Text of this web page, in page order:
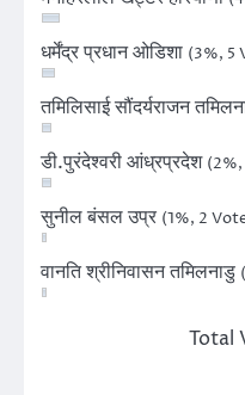
धर्मेंद्र प्रधान ओडिशा (3%, 5
तमिलिसाई सौंदर्यराजन
डी.पुरंदेश्वरी आंध्रप्रदेश
सुनील बंसल उप्र (1%, 2
वानति श्रीनिवासन तमिलनाडु
Total